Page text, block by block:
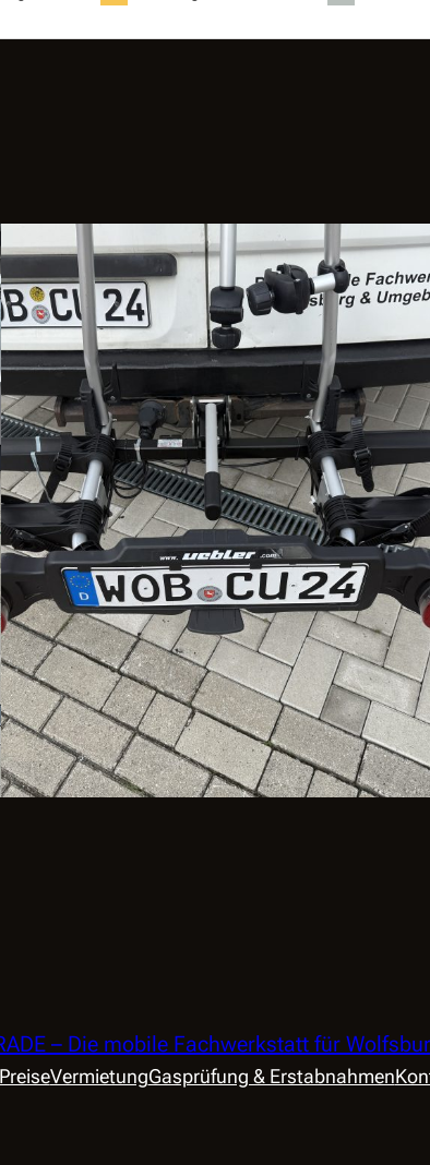
– Die mobile Fachwerkstatt für
VermietungGasprüfung & Erstabnahmen